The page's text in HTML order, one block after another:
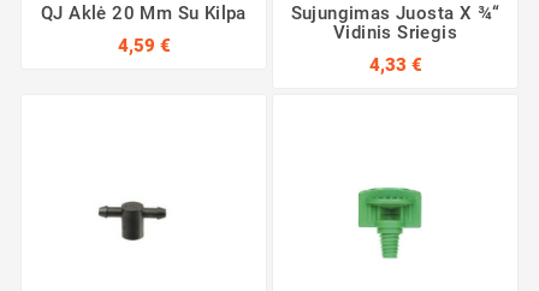
QJ Aklė 20 Mm Su Kilpa
4,59 €
Sujungimas Juosta X ¾“
Vidinis Sriegis
4,33 €